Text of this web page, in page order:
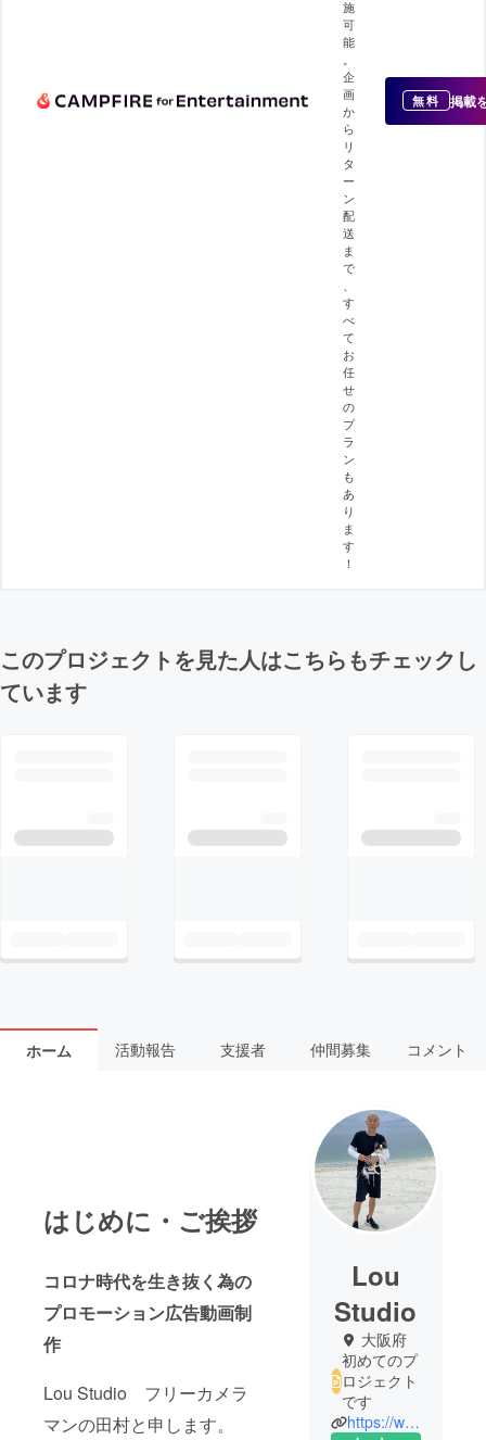
施
可
能
企
画
か
ら
リ
タ
ー
ン
配
送
ま
で
す
べ
て
お
任
せ
の
プ
ラ
ン
も
あ
り
ま
す
！
無料 掲載
このプロジェクトを見た人はこちらもチェックし
ています
ホーム 活動報告 支援者 仲間募集 コメント
はじめに・ご挨拶
コロナ時代を生き抜く為の
プロモーション広告動画制
作
Lou Studio フリーカメラ
マンの田村と申します。
Lou
Studio
大阪府
初めてのプ
ロジェクト
です
https://www.loujodo.com/